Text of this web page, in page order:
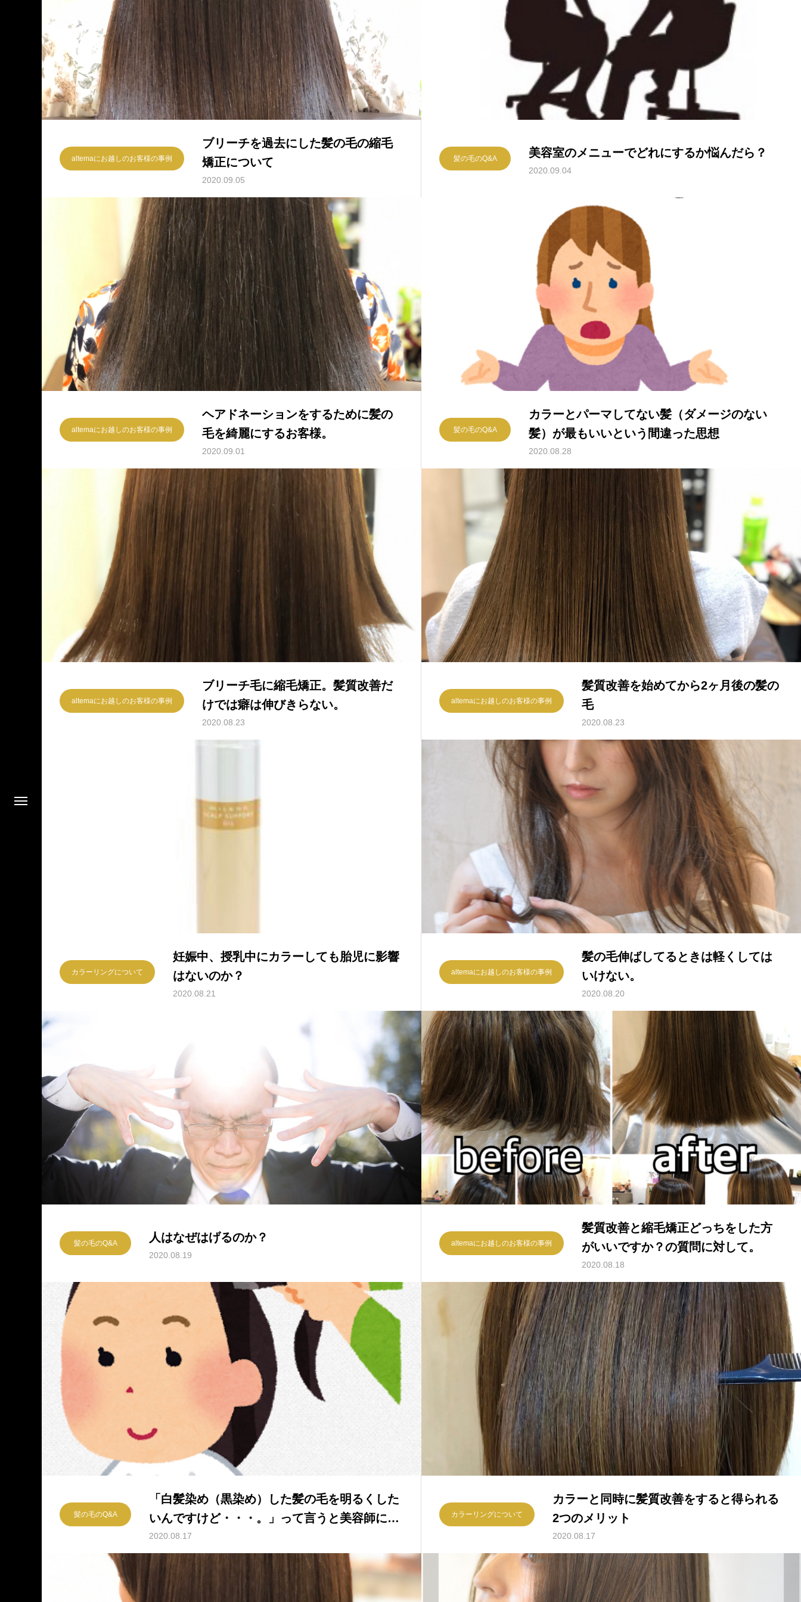
altemaにお越しのお客様の事例
ブリーチを過去にした髪の毛の縮毛
矯正について
2020.09.05
髪の毛のQ&A 美容室のメニューでどれにするか悩んだら？
2020.09.04
altemaにお越しのお客様の事例
ヘアドネーションをするために髪の
毛を綺麗にするお客様。
2020.09.01
髪の毛のQ&A
カラーとパーマしてない髪（ダメージのない
髪）が最もいいという間違った思想
2020.08.28
altemaにお越しのお客様の事例
ブリーチ毛に縮毛矯正。髪質改善だ
けでは癖は伸びきらない。
2020.08.23
altemaにお越しのお客様の事例
髪質改善を始めてから2ヶ月後の髪の
毛
2020.08.23
カラーリングについて
妊娠中、授乳中にカラーしても胎児に影響
はないのか？
2020.08.21
altemaにお越しのお客様の事例
髪の毛伸ばしてるときは軽くしては
いけない。
2020.08.20
髪の毛のQ&A 人はなぜはげるのか？
2020.08.19
altemaにお越しのお客様の事例
髪質改善と縮毛矯正どっちをした方
がいいですか？の質問に対して。
2020.08.18
髪の毛のQ&A
「白髪染め（黒染め）した髪の毛を明るくした
いんですけど・・・。」って言うと美容師に苦
笑いされる理由。
2020.08.17
カラーリングについて
カラーと同時に髪質改善をすると得られる
2つのメリット
2020.08.17